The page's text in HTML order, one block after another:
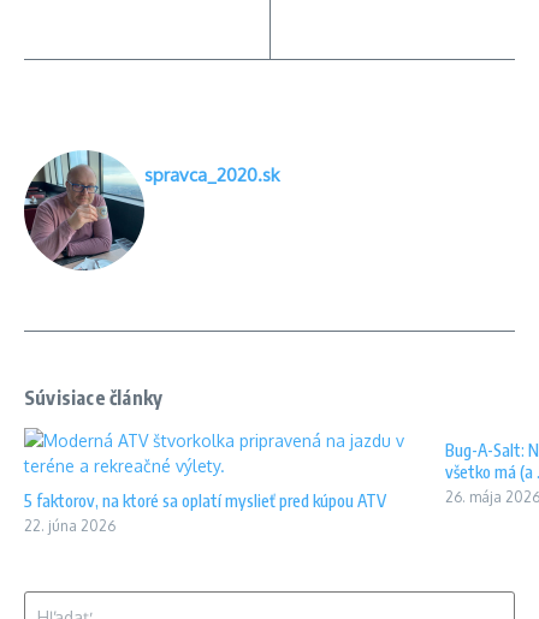
spravca_2020.sk
Súvisiace články
5 faktorov, na ktoré sa oplatí myslieť pred kúpou ATV
22. júna 2026
Bug-A-Salt:
všetko má (a
26. mája 2026